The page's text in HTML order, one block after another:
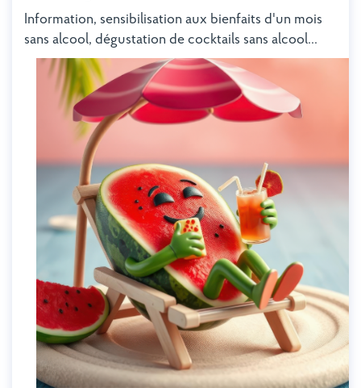
Information, sensibilisation aux bienfaits d'un mois
sans alcool, dégustation de cocktails sans alcool...